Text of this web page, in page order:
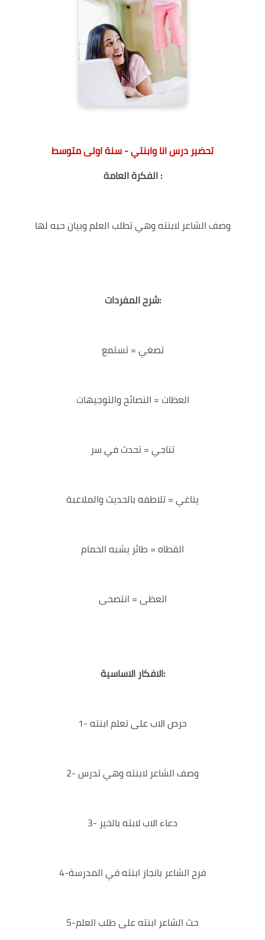
تحضير درس انا وابنتي - سنة اولى متوسط
الفكرة العامة :
وصف الشاعر لابنته وهي تطلب العلم وبيان حبه لها
شرح المفردات:
تصغي = تستمع
العظات = النصائح والتوجيهات
تناجي = تحدث في سر
يناغي = تلاطفه بالحديث والملاعبة
القطاه = طائر يشبه الحمام
اتعظى = انتصحى
الافكار الاساسية:
1- حرص الاب على تعلم ابنته
2- وصف الشاعر لابنته وهي تدرس
3- دعاء الاب لابته بالخير
4-فرح الشاعر بانجاز ابنته في المدرسة
5-حث الشاعر ابنته على طلب العلم